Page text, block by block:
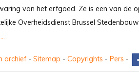
van het erfgoed. Ze is een van de
Overheidsdienst Brussel
archief - Sitemap - Copyrights - Pers -